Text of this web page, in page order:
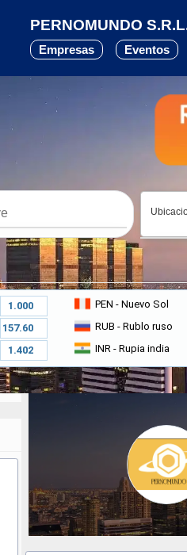
PERNOMUNDO
Empresas Eventos
PEN - Nuevo Sol
RUB - Rublo ruso
INR - Rupia india